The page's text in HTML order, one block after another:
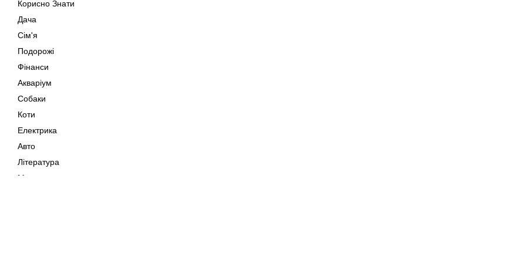
Корисно Знати
Дача
Сім'я
Подорожі
Фінанси
Акваріум
Собаки
Коти
Електрика
Авто
Література
Музика